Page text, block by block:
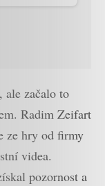
ale začalo to
Radim Zeifart
ze hry od firmy
videa.
pozornost a